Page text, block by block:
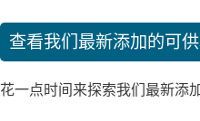
查看我们最新添加的可
花一点时间来探索我们最新添